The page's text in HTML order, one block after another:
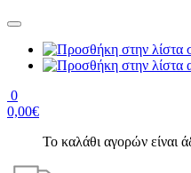
0
0,00€
Το καλάθι αγορών είναι